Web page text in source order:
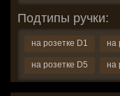
Подтипы ручки:
на розетке D1 на
на розетке D5 на